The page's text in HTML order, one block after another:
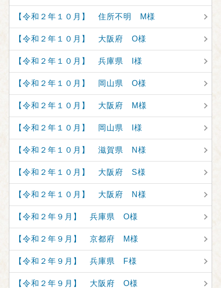
【令和２年１０月】 住所不明 M様
【令和２年１０月】 大阪府 O様
【令和２年１０月】 兵庫県 I様
【令和２年１０月】 岡山県 O様
【令和２年１０月】 大阪府 M様
【令和２年１０月】 岡山県 I様
【令和２年１０月】 滋賀県 N様
【令和２年１０月】 大阪府 S様
【令和２年１０月】 大阪府 N様
【令和２年９月】 兵庫県 O様
【令和２年９月】 京都府 M様
【令和２年９月】 兵庫県 F様
【令和２年９月】 大阪府 O様